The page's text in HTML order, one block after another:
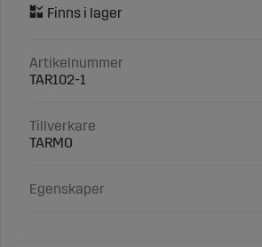
Artikelnummer
TAR102-1
Tillverkare
TARMO
Egenskaper